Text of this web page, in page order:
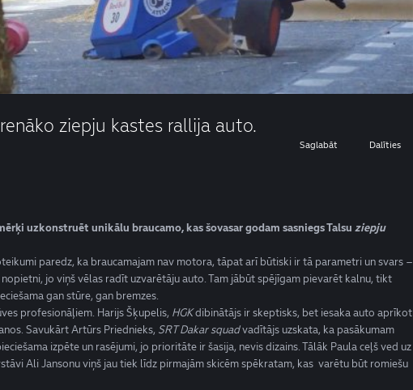
ziepju kastes rallija auto.
Saglabāt Dalīties
uzkonstruēt unikālu braucamo, kas šovasar godam sasniegs Talsu ziepju
paredz, ka braucamajam nav motora, tāpat arī būtiski ir tā parametri un svars –
jo viņš vēlas radīt uzvarētāju auto. Tam jābūt spējīgam pievarēt kalnu, tikt
gan stūre, gan bremzes.
profesionāļiem. Harijs Šķupelis, HGKdibinātājs ir skeptisks, bet iesaka auto aprīkot
Savukārt Artūrs Priednieks, SRT Dakar squadvadītājs uzskata, ka pasākumam
izpēte un rasējumi, jo prioritāte ir šasija, nevis dizains. Tālāk Paula ceļš ved uz
Ali Jansonu viņš jau tiek līdz pirmajām skicēm spēkratam, kas varētu būt romiešu